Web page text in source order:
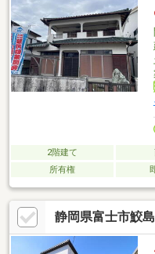
分！◎マックスバリュまで
730m・徒歩10分！◎イオン
場まで約370m・徒歩5分！
2階建て
所有権
静岡県富士市鮫